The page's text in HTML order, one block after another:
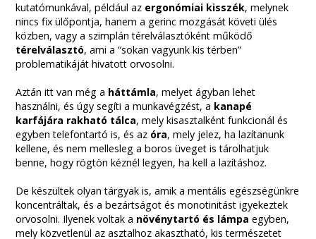
kutatómunkával, például az ergonómiai kisszék, melynek
nincs fix ülőpontja, hanem a gerinc mozgását követi ülés
közben, vagy a szimplán térelválasztóként működő
térelválasztó, ami a “sokan vagyunk kis térben”
problematikáját hivatott orvosolni.
Aztán itt van még a háttámla, melyet ágyban lehet
használni, és úgy segíti a munkavégzést, a kanapé
karfájára rakható tálca, mely kisasztalként funkcionál és
egyben telefontartó is, és az óra, mely jelez, ha lazítanunk
kellene, és nem mellesleg a boros üveget is tárolhatjuk
benne, hogy rögtön kéznél legyen, ha kell a lazításhoz.
De készültek olyan tárgyak is, amik a mentális egészségünkre
koncentráltak, és a bezártságot és monotinitást igyekeztek
orvosolni. Ilyenek voltak a növénytartó és lámpa egyben,
mely közvetlenül az asztalhoz akasztható, kis természetet